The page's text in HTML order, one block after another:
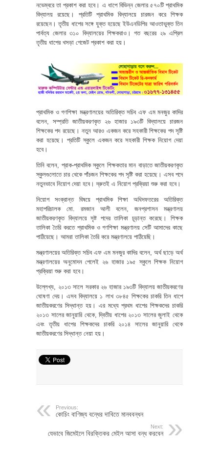
নভেম্বরে তা প্রকাশ করা হবে। এ ধাপে বিভিন্ন জেলার ৫৭০টি প্রাথমিক
বিদ্যালয় রয়েছে। প্রতিটি প্রাথমিক বিদ্যালয়ে চারজন করে শিক্ষক
রয়েছেন। তৃতীয় ধাপের সঙ্গে যুক্ত হয়েছে ইউএনডিপির আওতাভুক্ত তিন
পার্বত্য জেলার ৩১০ বিদ্যালয়ের শিক্ষকরাও। গত বছরের ২৯ এপ্রিল
তৃতীয় ধাপের খসড়া গেজেট প্রকাশ করা হয়।
প্রাথমিক ও গণশিক্ষা মন্ত্রণালয়ের অতিরিক্ত সচিব এফ এম মনজুর কাদির
বলেন, সম্প্রতি জাতীয়করণকৃত ২৬ হাজার ১৯৩টি বিদ্যালয়ে চারজন
শিক্ষকের পদ রয়েছে। নতুন আরও একজন করে সহকারী শিক্ষকের পদ সৃষ্টি
করা হয়েছে। প্রতিটি স্কুলে একজন করে সহকারী শিক্ষক নিয়োগ দেয়া
হবে।
তিনি বলেন, প্রাক-প্রাথমিক স্কুলে শিক্ষকতার মান বাড়াতে জাতীয়করণকৃত
স্কুলগুলোতে চার থেকে পাঁচজন শিক্ষকের পদ সৃষ্টি করা হয়েছে। এসব পদে
নতুনভাবে নিয়োগ দেয়া হবে। দ্রুতই এ নিয়োগ প্রক্রিয়া শুরু করা হবে।
নিয়োগ সংক্রান্ত বিষয়ে প্রাথমিক শিক্ষা অধিদফতরের অতিরিক্ত
মহাপরিচালক মো. রমজান আলী বলেন, জনপ্রশাসন মন্ত্রণালয়
জাতীয়করণকৃত বিদ্যালয়ে সৃষ্ট পদের তালিকা চূড়ান্ত করেছে। শিক্ষক
তালিকা তৈরি করতে প্রাথমিক ও গণশিক্ষা মন্ত্রণালয় সেটি আমাদের কাছে
পাঠিয়েছে। আমরা তালিকা তৈরি করে মন্ত্রণালয়ে পাঠিয়েছি।
মন্ত্রণালয়ের অতিরিক্ত সচিব এফ এম মনজুর কাদির বলেন, অর্থ ছাড়ে অর্থ
মন্ত্রণালয়ের অনুমোদন পেলেই ২৬ হাজার ১৯৫ স্কুলে শিক্ষক নিয়োগ
প্রক্রিয়া শুরু করা হবে।
উল্লেখ্য, ২০১৩ সালে সরকার ২৬ হাজার ১৯৩টি বিদ্যালয় জাতীয়করণের
ঘোষণা দেয়। এসব বিদ্যালয়ে ১ লাখ ৩৮৪৫ শিক্ষকের চাকরি তিন ধাপে
জাতীয়করণের সিদ্ধান্ত হয়। এর মধ্যে প্রথম ধাপের শিক্ষকদের চাকরি
২০১৩ সালের জানুয়ারি থেকে, দ্বিতীয় ধাপের ২০১৩ সালের জুলাই থেকে
এবং তৃতীয় ধাপের শিক্ষকদের চাকরি ২০১৪ সালের জানুয়ারি থেকে
জাতীয়করণের সিদ্ধান্ত নেয়া হয়।
Previous:
কোচিং বাণিজ্য বন্ধের দাবিতে মানববন্ধন
Next:
যেভাবে জিমেইলে বিরক্তিকর মেইল আসা বন্ধ করবেন